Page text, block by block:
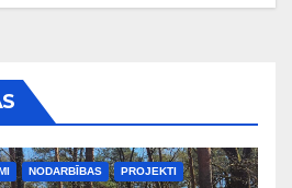
NODARBĪBAS PROJEKTI